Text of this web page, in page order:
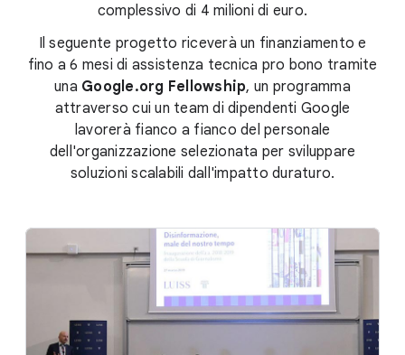
complessivo di 4 milioni di euro.
Il seguente progetto riceverà un finanziamento e
fino a 6 mesi di assistenza tecnica pro bono tramite
una Google.org Fellowship, un programma
attraverso cui un team di dipendenti Google
lavorerà fianco a fianco del personale
dell'organizzazione selezionata per sviluppare
soluzioni scalabili dall'impatto duraturo.